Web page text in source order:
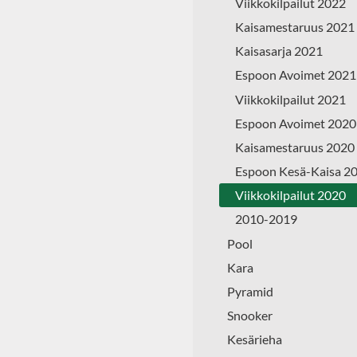
Kaisamestaruus 2021
Kaisasarja 2021
Espoon Avoimet 2021
Viikkokilpailut 2021
Espoon Avoimet 2020
Kaisamestaruus 2020
Espoon Kesä-Kaisa
Viikkokilpailut 2020
2010-2019
Pool
Kara
Pyramid
Snooker
Kesärieha